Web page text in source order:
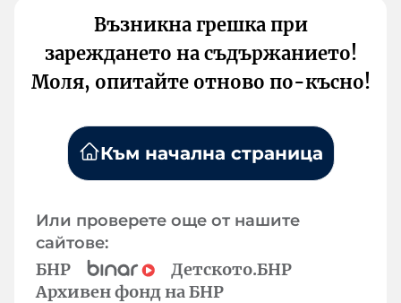
Възникна грешка при
зареждането на съдържанието!
Моля, опитайте отново по-късно!
Към начална страница
Или проверете още от нашите
сайтове:
БНР
Детското.БНР
Архивен фонд на БНР